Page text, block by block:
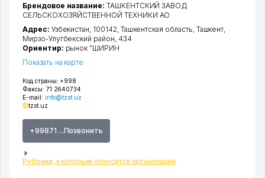
Код страны: +998
Факсы: 71 2640734
E-mail: info@tzst.uz
tzst.uz
+99871 ...Позвонить
Рубрики, к которым относится организация
Брендовое название: ТАШКЕНТСКИЙ ЗАВОД
СЕЛЬСКОХОЗЯЙСТВЕННОЙ ТЕХНИКИ АО
Адрес: Узбекистан, 100142, Ташкентская область Ташкент
Мирзо-Улугбекский район , 434
Ориентир: рынок "ШИРИН
Показать на карте